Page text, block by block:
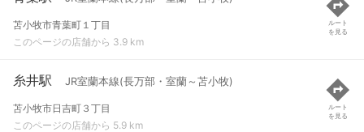
苫小牧市青葉町１丁目
このページの店舗から 3.9 km
ルート
を見る
糸井駅 JR室蘭本線(長万部・室蘭～苫小牧)
苫小牧市日吉町３丁目
このページの店舗から 5.9 km
ルート
を見る